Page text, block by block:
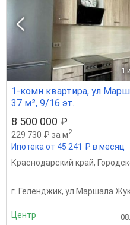
1
1-комн квартира, ул
37 м², 9/16 эт.
8 500 000 ₽
229 730 ₽ за м2
Ипотека от 45 241 ₽ в месяц
Краснодарский край,
г. Геленджик, ул Маршала
Центр